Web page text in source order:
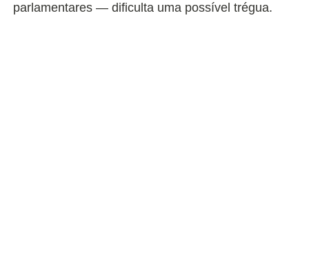
parlamentares — dificulta uma possível trégua.